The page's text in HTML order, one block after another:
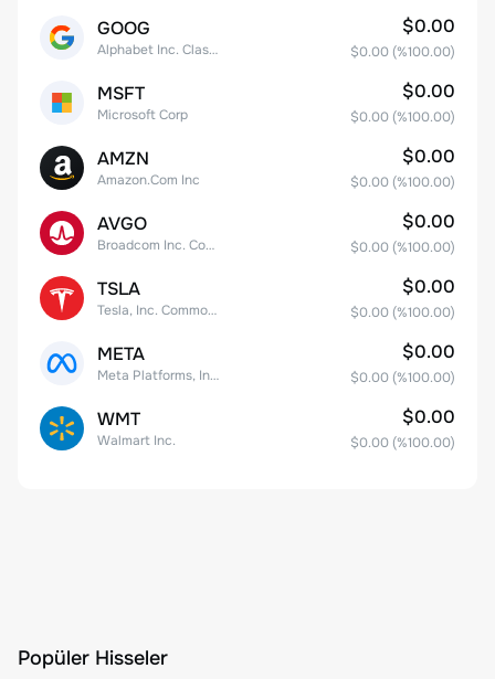
GOOG
Alphabet Inc. Class C Capital Stock
$0.00
$0.00 (%100.00)
MSFT
Microsoft Corp
$0.00
$0.00 (%100.00)
AMZN
Amazon.Com Inc
$0.00
$0.00 (%100.00)
AVGO
Broadcom Inc. Common Stock
$0.00
$0.00 (%100.00)
TSLA
Tesla, Inc. Common Stock
$0.00
$0.00 (%100.00)
META
Meta Platforms, Inc. Class A Common Stock
$0.00
$0.00 (%100.00)
WMT
Walmart Inc.
$0.00
$0.00 (%100.00)
Popüler Hisseler